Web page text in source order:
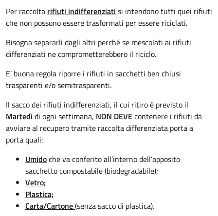
Per raccolta rifiuti indifferenziati si intendono tutti quei rifiuti
che non possono essere trasformati per essere riciclati.
Bisogna separarli dagli altri perché se mescolati ai rifiuti
differenziati ne comprometterebbero il riciclo.
E’ buona regola riporre i rifiuti in sacchetti ben chiusi
trasparenti e/o semitrasparenti.
Il sacco dei rifiuti indifferenziati, il cui ritiro è previsto il
Martedìdi ogni settimana, NON DEVEcontenere i rifiuti da
avviare al recupero tramite raccolta differenziata porta a
porta quali:
Umidoche va conferito all’interno dell’apposito
sacchetto compostabile (biodegradabile);
Vetro;
Plastica;
Carta/Cartone(senza sacco di plastica).